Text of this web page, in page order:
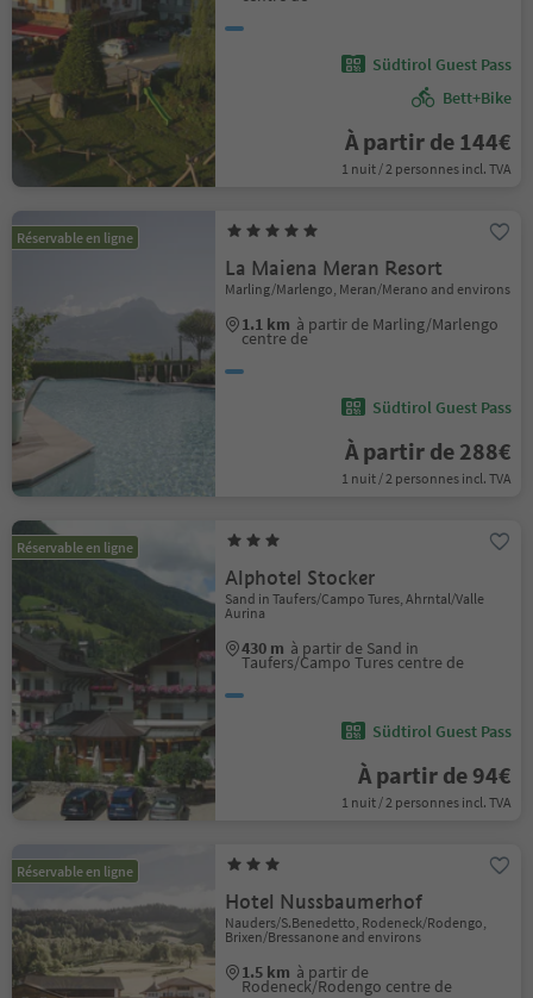
Südtirol Guest Pass
Bett+Bike
À partir de 144€
1 nuit / 2 personnes incl. TVA
Réservable en ligne
La Maiena Meran Resort
Marling/Marlengo, Meran/Merano and environs
1.1 km à partir de Marling/Marlengo
centre de
Südtirol Guest Pass
À partir de 288€
1 nuit / 2 personnes incl. TVA
Réservable en ligne
Alphotel Stocker
Sand in Taufers/Campo Tures, Ahrntal/Valle
Aurina
430 m à partir de Sand in
Taufers/Campo Tures centre de
Südtirol Guest Pass
À partir de 94€
1 nuit / 2 personnes incl. TVA
Réservable en ligne
Hotel Nussbaumerhof
Nauders/S.Benedetto, Rodeneck/Rodengo,
Brixen/Bressanone and environs
1.5 km à partir de
Rodeneck/Rodengo centre de